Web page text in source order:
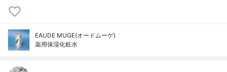
EAUDE MUGE(オードムーゲ)
薬用保湿化粧水